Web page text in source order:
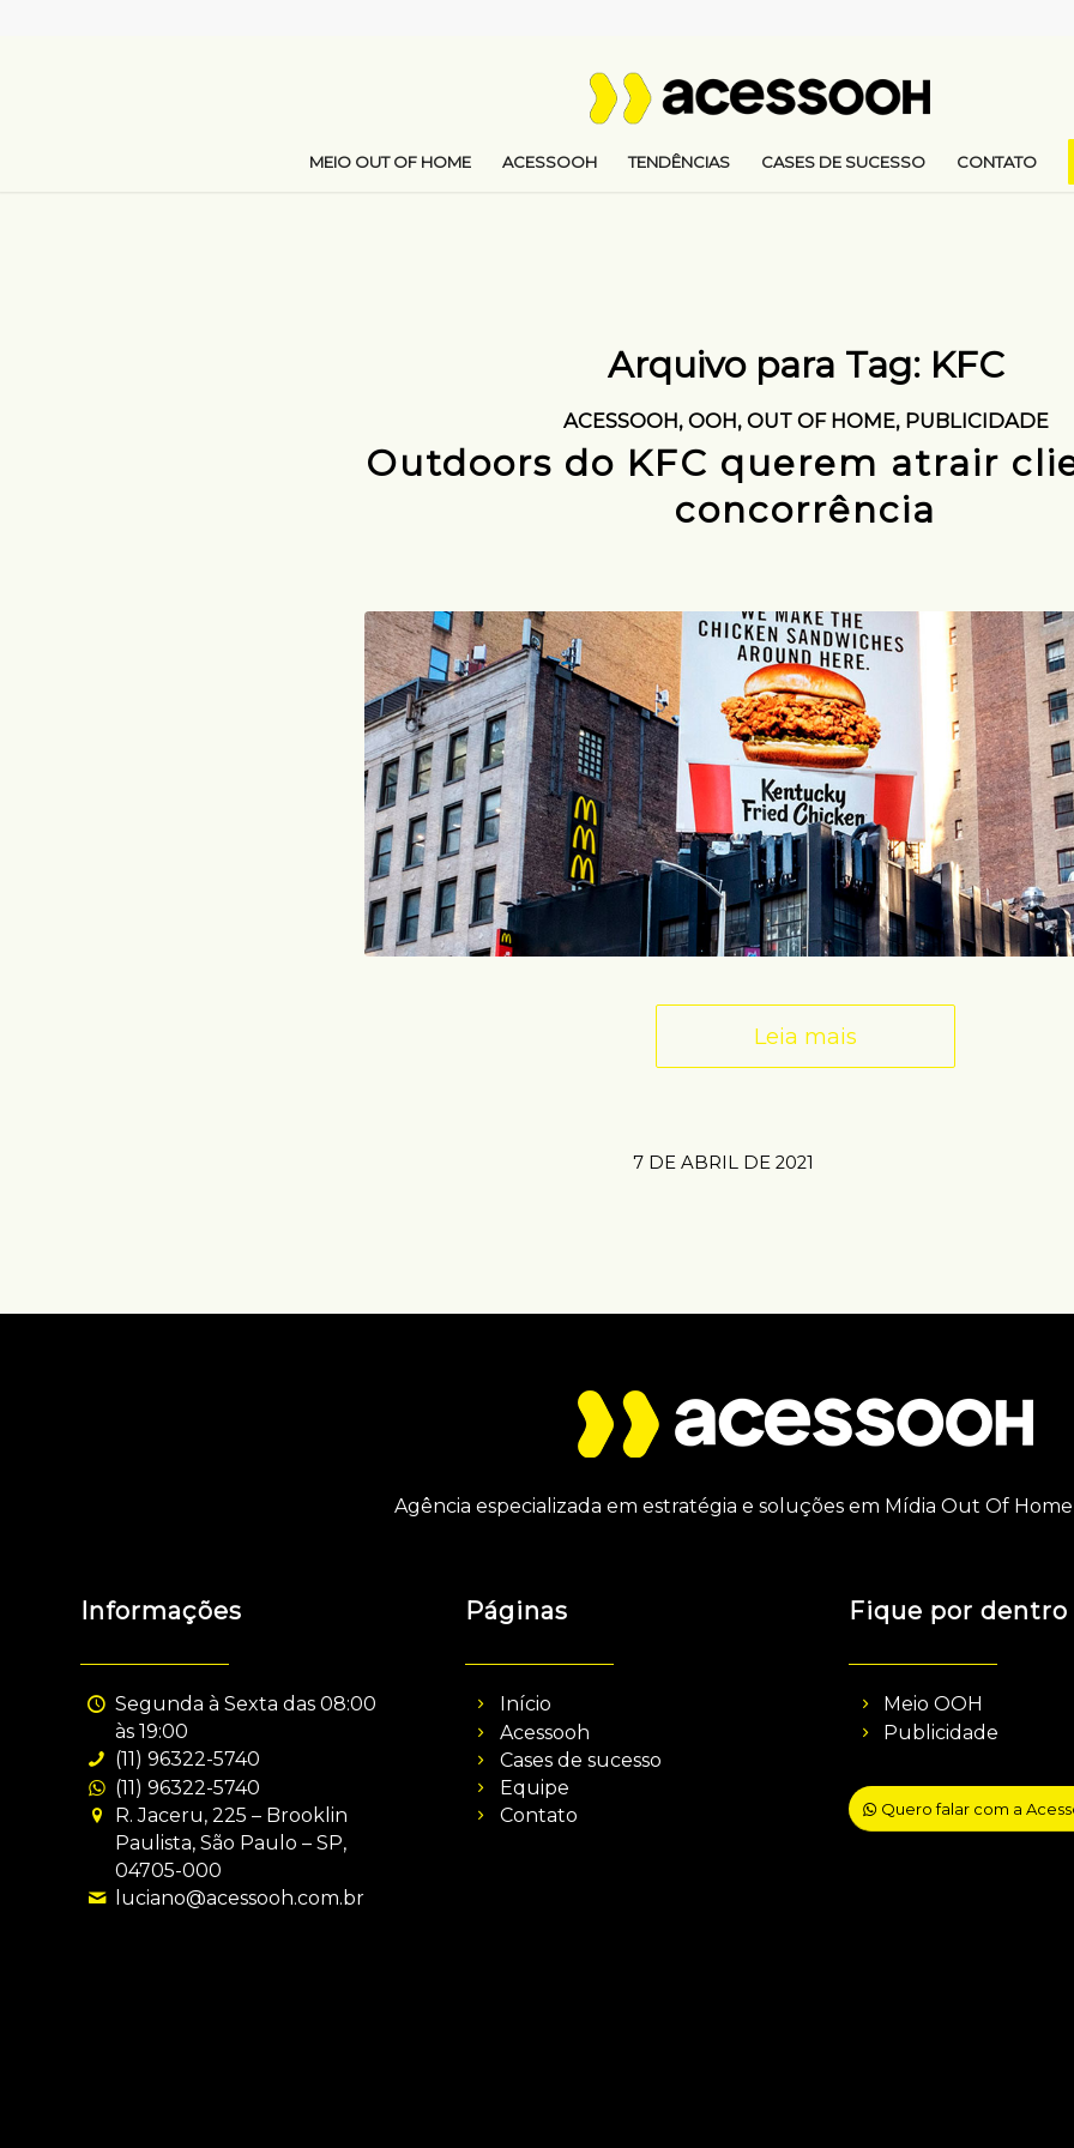
MEIO OUT OF HOME ACESSOOH TENDÊNCIAS CASES DE SUCESSO CONTATO
Arquivo para Tag: KFC
ACESSOOH, OOH, OUT OF HOME, PUBLICIDADE
Outdoors do KFC querem atrair
concorrência
Leia mais
7 DE ABRIL DE 2021
Agência especializada em estratégia e soluções em Mídia Out Of
Informações
Segunda à Sexta das 08:00
às 19:00
(11) 96322-5740
(11) 96322-5740
R. Jaceru, 225 – Brooklin
Paulista, São Paulo – SP,
04705-000
luciano@acessooh.com.br
Páginas
Início
Acessooh
Cases de sucesso
Equipe
Contato
Fique por dentro
Meio OOH
Publicidade
Quero falar com a